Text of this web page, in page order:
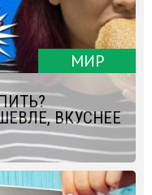
МИР
ВКУСНЕЕ